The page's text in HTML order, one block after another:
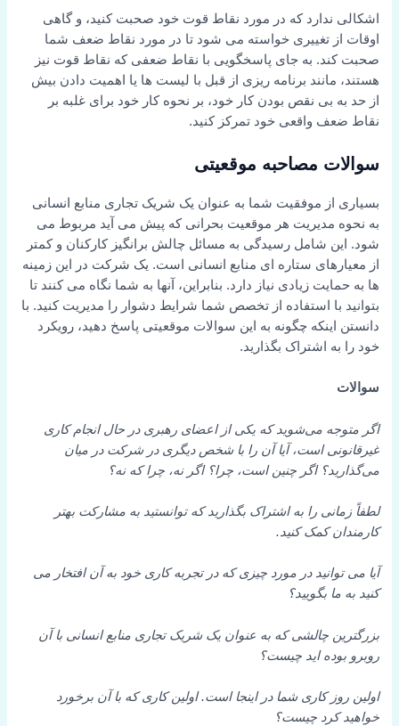
اشکالی ندارد که در مورد نقاط قوت خود صحبت کنید، و گاهی
اوقات از تغییری خواسته می شود تا در مورد نقاط ضعف شما
صحبت کند. به جای پاسخگویی با نقاط ضعفی که نقاط قوت نیز
هستند، مانند برنامه ریزی از قبل با لیست ها یا اهمیت دادن بیش
از حد به بی نقص بودن کار خود، بر نحوه کار خود برای غلبه بر
نقاط ضعف واقعی خود تمرکز کنید.
سوالات مصاحبه موقعیتی
بسیاری از موفقیت شما به عنوان یک شریک تجاری منابع انسانی
به نحوه مدیریت هر موقعیت بحرانی که پیش می آید مربوط می
شود. این شامل رسیدگی به مسائل چالش برانگیز کارکنان و کمتر
از معیارهای ستاره ای منابع انسانی است. یک شرکت در این زمینه
ها به حمایت زیادی نیاز دارد. بنابراین، آنها به شما نگاه می کنند تا
بتوانید با استفاده از تخصص شما شرایط دشوار را مدیریت کنید. با
دانستن اینکه چگونه به این سوالات موقعیتی پاسخ دهید، رویکرد
خود را به اشتراک بگذارید.
سوالات
اگر متوجه می‌شوید که یکی از اعضای رهبری در حال انجام کاری
غیرقانونی است، آیا آن را با شخص دیگری در شرکت در میان
می‌گذارید؟ اگر چنین است، چرا؟ اگر نه، چرا که نه؟
لطفاً زمانی را به اشتراک بگذارید که توانستید به مشارکت بهتر
کارمندان کمک کنید.
آیا می توانید در مورد چیزی که در تجربه کاری خود به آن افتخار می
کنید به ما بگویید؟
بزرگترین چالشی که به عنوان یک شریک تجاری منابع انسانی با آن
روبرو بوده اید چیست؟
اولین روز کاری شما در اینجا است. اولین کاری که با آن برخورد
خواهید کرد چیست؟